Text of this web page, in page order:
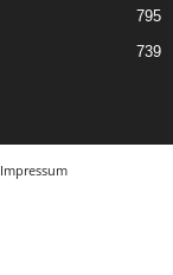
795
739
Impressum